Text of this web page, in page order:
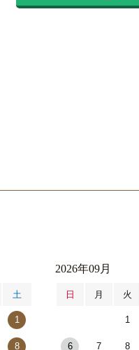
土
1
8
2026年09月
日 月 火
1
6 7 8